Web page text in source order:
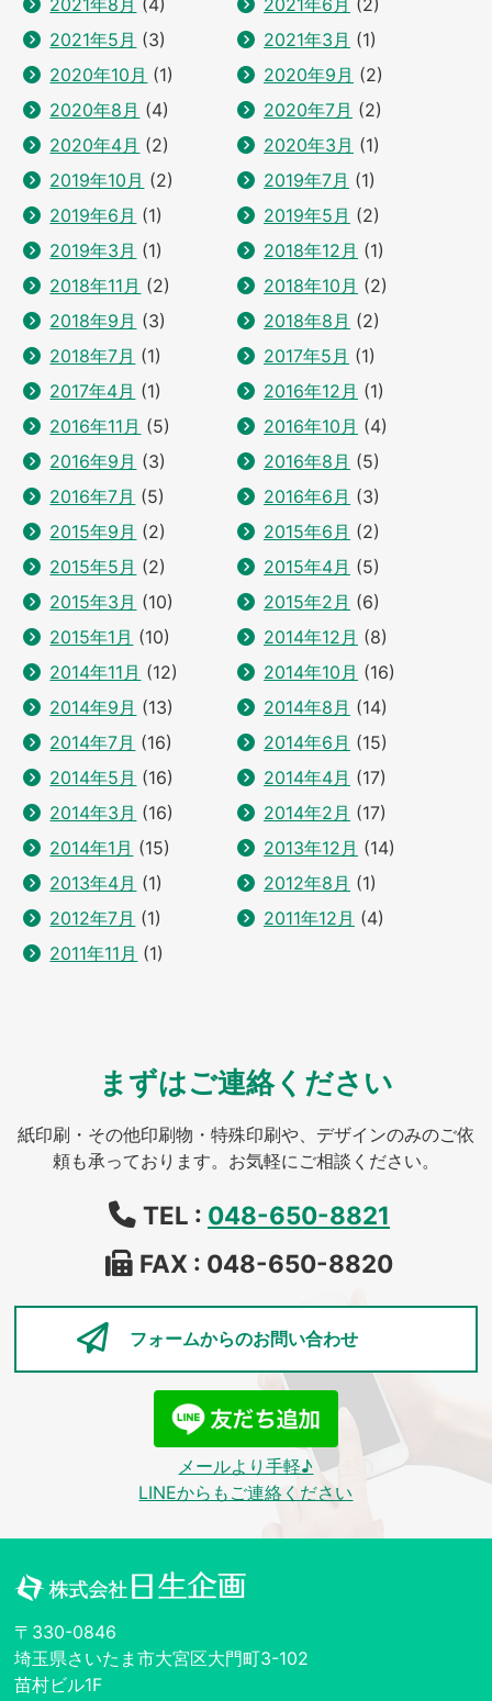
2021年8月 (4) 2021年6月 (2)
2021年5月 (3) 2021年3月 (1)
2020年10月 (1) 2020年9月 (2)
2020年8月 (4) 2020年7月 (2)
2020年4月 (2) 2020年3月 (1)
2019年10月 (2) 2019年7月 (1)
2019年6月 (1) 2019年5月 (2)
2019年3月 (1) 2018年12月 (1)
2018年11月 (2) 2018年10月 (2)
2018年9月 (3) 2018年8月 (2)
2018年7月 (1) 2017年5月 (1)
2017年4月 (1) 2016年12月 (1)
2016年11月 (5) 2016年10月 (4)
2016年9月 (3) 2016年8月 (5)
2016年7月 (5) 2016年6月 (3)
2015年9月 (2) 2015年6月 (2)
2015年5月 (2) 2015年4月 (5)
2015年3月 (10) 2015年2月 (6)
2015年1月 (10) 2014年12月 (8)
2014年11月 (12) 2014年10月 (16)
2014年9月 (13) 2014年8月 (14)
2014年7月 (16) 2014年6月 (15)
2014年5月 (16) 2014年4月 (17)
2014年3月 (16) 2014年2月 (17)
2014年1月 (15) 2013年12月 (14)
2013年4月 (1) 2012年8月 (1)
2012年7月 (1) 2011年12月 (4)
2011年11月 (1)
まずはご連絡ください
紙印刷・その他印刷物・特殊印刷や、デザインのみのご依
頼も承っております。お気軽にご相談ください。
TEL : 048-650-8821
FAX : 048-650-8820
フォームからのお問い合わせ
メールより手軽♪
LINEからもご連絡ください
〒330-0846
埼玉県さいたま市大宮区大門町3-102
苗村ビル1F